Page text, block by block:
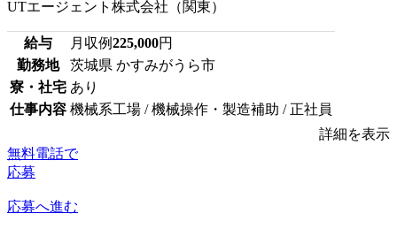
UTエージェント株式会社（関東）
給与 月収例225,000円
勤務地
茨城県 かすみがうら市
寮・社宅 あり
仕事内容 機械系工場 / 機械操作・製造補助 / 正社員
詳細を表示
無料電話で
応募
応募へ進む